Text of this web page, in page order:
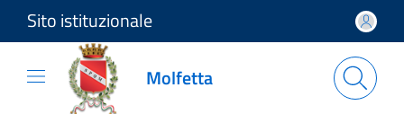
Salta e vai al contenuto
Salta e vai al footer
Sito istituzionale
Molfetta